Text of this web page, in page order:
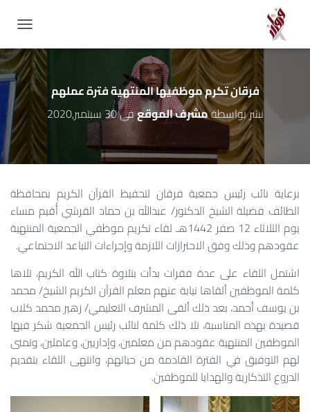
فرقان تكرم موظفيها المنتهية فترة عملهم
نشر بواسطةمشرف الموقعفي30 سبتمبر,2020
برعاية نائب رئيس جمعية فرقان لتحفيظ القرآن الكريم بمحافظة
الطائف فضيلة الشيخ الدكتور/ عبدالله بن حماد القرشي أُقيم مساء
يوم الثلاثاء 12 صفر 1442هـ لقاء تكريم موظفي الجمعية المنتهية
عقودهم وذلك وفق الاحترازات اللازمة وإجراءات التباعد الاجتماعي.
اشتمل اللقاء على عدة فقرات بدأت بتلاوة كتاب الله الكريم، تلاها
كلمة الموظفين ألقاها نيابة عنهم معلم القرآن الكريم الشيخ/ محمد
بن يوسف أحمد، بعد ذلك ألقى المشرف التعليمي/ زهير محمد كلاب
قصيدة بهذه المناسبة، تلا ذلك كلمة لنائب رئيس الجمعية شكر فيها
الموظفين المنتهية عقودهم من معلمين، وإداريين، وعاملين، وتمنى
لهم التوفيق في الفترة القادمة من حياتهم، وانتهى اللقاء بتقديم
الدروع التذكارية والهدايا للموظفين.